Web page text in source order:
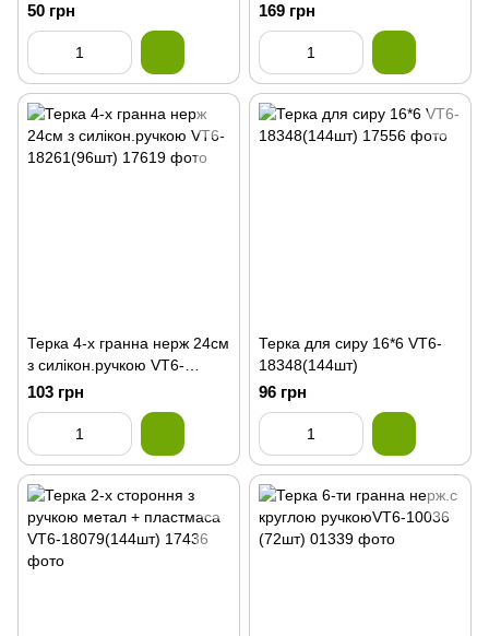
50 грн 169 грн
Терка 4-х гранна нерж 24см
з силікон.ручкою VT6-
18261(96шт)
103 грн
Терка для сиру 16*6 VT6-
18348(144шт)
96 грн